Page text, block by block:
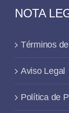
NOTA
Términos
Aviso Legal
Política de